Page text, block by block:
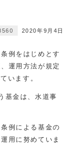
2020年9月4日
例をはじめとす
運用方法が規定
います。
基金は、水道事
例による基金の
用に努めていま